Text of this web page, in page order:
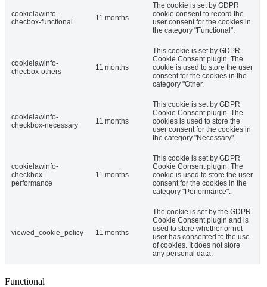
cookielawinfo-
checbox-functional
11 months
The cookie is set by GDPR
cookie consent to record the
user consent for the cookies in
the category "Functional".
cookielawinfo-
checbox-others
11 months
This cookie is set by GDPR
Cookie Consent plugin. The
cookie is used to store the user
consent for the cookies in the
category "Other.
cookielawinfo-
checkbox-necessary
11 months
This cookie is set by GDPR
Cookie Consent plugin. The
cookies is used to store the
user consent for the cookies in
the category "Necessary".
cookielawinfo-
checkbox-
performance
11 months
This cookie is set by GDPR
Cookie Consent plugin. The
cookie is used to store the user
consent for the cookies in the
category "Performance".
viewed_cookie_policy 11 months
The cookie is set by the GDPR
Cookie Consent plugin and is
used to store whether or not
user has consented to the use
of cookies. It does not store
any personal data.
Functional